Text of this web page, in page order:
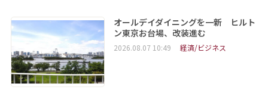
オールデイダイニングを一新 ヒルト
ン東京お台場、改装進む
2026.08.07 10:49 経済/ビジネス